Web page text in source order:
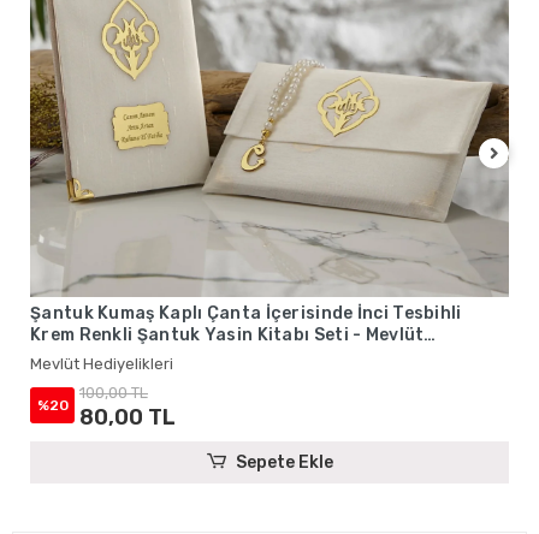
Şantuk Kumaş Kaplı Çanta İçerisinde İnci Tesbihli
Krem Renkli Şantuk Yasin Kitabı Seti - Mevlüt
Hediyelikleri
Mevlüt Hediyelikleri
%20
100,00 TL
80,00 TL
Sepete Ekle